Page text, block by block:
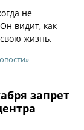
не
видит, как
жизнь.
запрет